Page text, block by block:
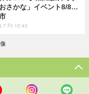
さかな」イベント8/8…
Fri 10:45